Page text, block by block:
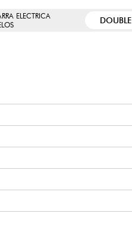
ELECTRICA